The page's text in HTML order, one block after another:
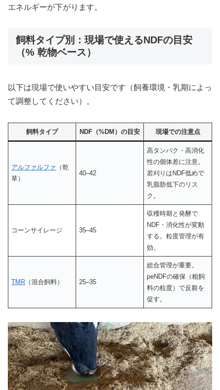
エネルギーが下がります。
飼料タイプ別：現場で使えるNDFの目安
（% 乾物ベース）
以下は現場で使いやすい目安です（飼養環境・乳期によっ
て調整してください）。
飼料タイプ NDF（%DM）の目安 現場での注意点
アルファルファ （乾
草）
40–42
高タンパク・高消化
性の個体差に注意。
若刈りはNDF低めで
乳脂肪低下のリス
ク。
コーンサイレージ 35–45
収穫時期と発酵で
NDF・消化性が変動
する。粒度管理が有
効。
TMR （混合飼料） 25–35
総合管理が重要。
peNDFの確保（粗飼
料の粒度）で反芻を
促す。